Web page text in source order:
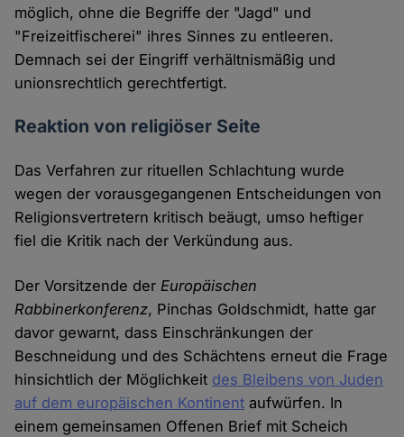
möglich, ohne die Begriffe der "Jagd" und
"Freizeitfischerei" ihres Sinnes zu entleeren.
Demnach sei der Eingriff verhältnismäßig und
unionsrechtlich gerechtfertigt.
Reaktion von religiöser Seite
Das Verfahren zur rituellen Schlachtung wurde
wegen der vorausgegangenen Entscheidungen von
Religionsvertretern kritisch beäugt, umso heftiger
fiel die Kritik nach der Verkündung aus.
Der Vorsitzende derEuropäischen
Rabbinerkonferenz, Pinchas Goldschmidt, hatte gar
davor gewarnt, dass Einschränkungen der
Beschneidung und des Schächtens erneut die Frage
hinsichtlich der Möglichkeit des Bleibens von Juden
auf dem europäischen Kontinent aufwürfen. In
einem gemeinsamen Offenen Brief mit Scheich